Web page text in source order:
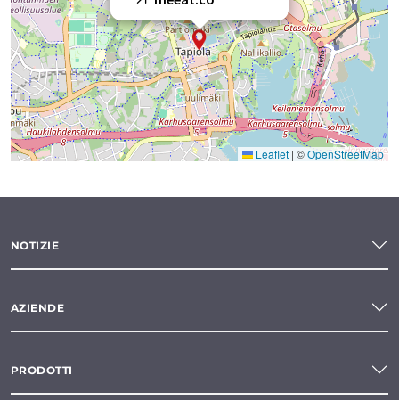
Leaflet | ©OpenStreetMap
NOTIZIE
AZIENDE
PRODOTTI